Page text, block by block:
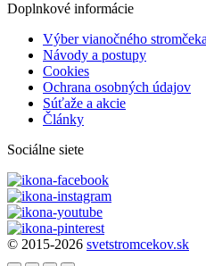
Doplnkové informácie
Výber vianočného
Návody a postupy
Cookies
Ochrana osobných údajov
Súťaže a akcie
Články
Sociálne siete
© 2015-2026 svetstromcekov.sk